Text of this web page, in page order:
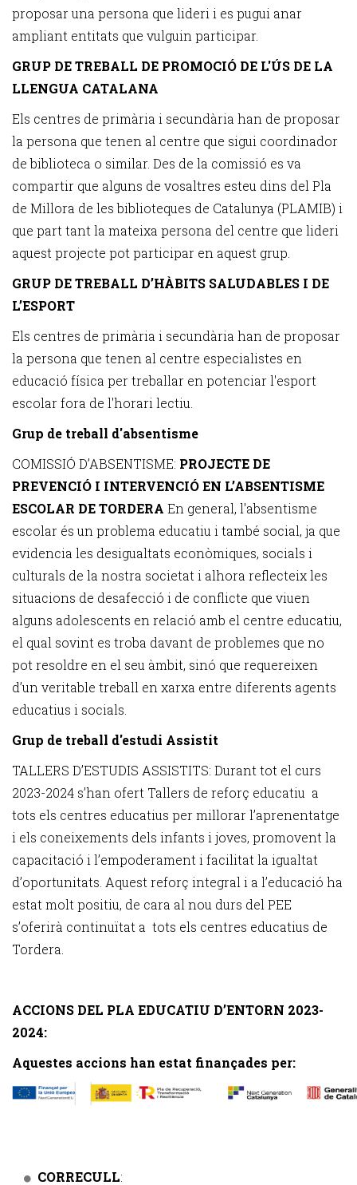
proposar una persona que lideri i es pugui anar
ampliant entitats que vulguin participar.
GRUP DE TREBALL DE PROMOCIÓ DE L'ÚS DE LA
LLENGUA CATALANA
Els centres de primària i secundària han de proposar
la persona que tenen al centre que sigui coordinador
de biblioteca o similar. Des de la comissió es va
compartir que alguns de vosaltres esteu dins del Pla
de Millora de les biblioteques de Catalunya (PLAMIB) i
que part tant la mateixa persona del centre que lideri
aquest projecte pot participar en aquest grup.
GRUP DE TREBALL D’HÀBITS SALUDABLES I DE
L’ESPORT
Els centres de primària i secundària han de proposar
la persona que tenen al centre especialistes en
educació física per treballar en potenciar l'esport
escolar fora de l'horari lectiu.
Grup de treball d'absentisme
COMISSIÓ D’ABSENTISME: PROJECTE DE
PREVENCIÓ I INTERVENCIÓ EN L’ABSENTISME
ESCOLAR DE TORDERA En general, l'absentisme
escolar és un problema educatiu i també social, ja que
evidencia les desigualtats econòmiques, socials i
culturals de la nostra societat i alhora reflecteix les
situacions de desafecció i de conflicte que viuen
alguns adolescents en relació amb el centre educatiu,
el qual sovint es troba davant de problemes que no
pot resoldre en el seu àmbit, sinó que requereixen
d’un veritable treball en xarxa entre diferents agents
educatius i socials.
Grup de treball d'estudi Assistit
TALLERS D’ESTUDIS ASSISTITS: Durant tot el curs
2023-2024 s’han ofert Tallers de reforç educatiu a
tots els centres educatius per millorar l’aprenentatge
i els coneixements dels infants i joves, promovent la
capacitació i l’empoderament i facilitat la igualtat
d’oportunitats. Aquest reforç integral i a l’educació ha
estat molt positiu, de cara al nou durs del PEE
s’oferirà continuïtat a tots els centres educatius de
Tordera.
ACCIONS DEL PLA EDUCATIU D’ENTORN 2023-
2024:
Aquestes accions han estat finançades per:
CORRECULL: